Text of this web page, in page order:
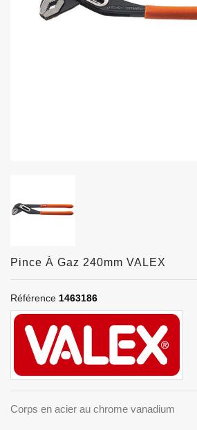
Pince À Gaz 240mm VALEX
Référence 1463186
Corps en acier au chrome vanadium